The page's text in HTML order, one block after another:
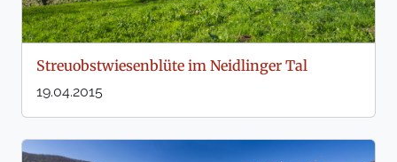
Streuobstwiesenblüte im Neidlinger Tal
19.04.2015